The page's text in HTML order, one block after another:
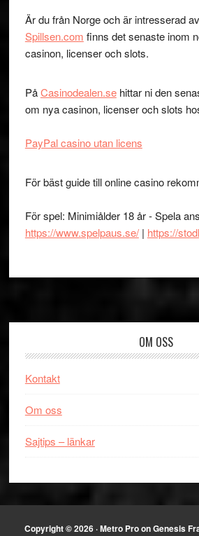
Är du från Norge och är intresserad
Spillsen.com finns det senaste inom
casinon, licenser och slots.
PåCasinodealen.sehittar ni den
om nya casinon, licenser och slots
PayPal casino utan licens
För bäst guide till online casino
För spel: Minimiålder 18 år - Spela
https://www.spelpaus.se/| https://
OM OSS
Kontakt
Om oss
Sajtips – länkar
Copyright © 2026 ·Metro ProonGenesis